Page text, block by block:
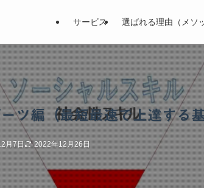
サービス 選ばれる理由（メソ
ツ編（最短最速で上達する
月7日 2022年12月26日